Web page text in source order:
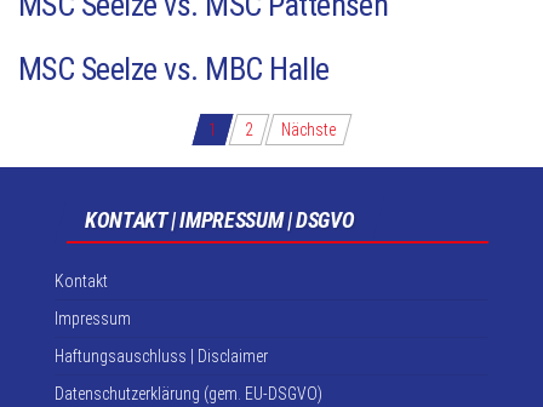
MSC Seelze vs. MBC Halle
Seitennummerierung
der
Beiträge
1 2 Nächste
KONTAKT | IMPRESSUM | DSGVO
Kontakt
Impressum
Haftungsauschluss | Disclaimer
Datenschutzerklärung (gem. EU-DSGVO)